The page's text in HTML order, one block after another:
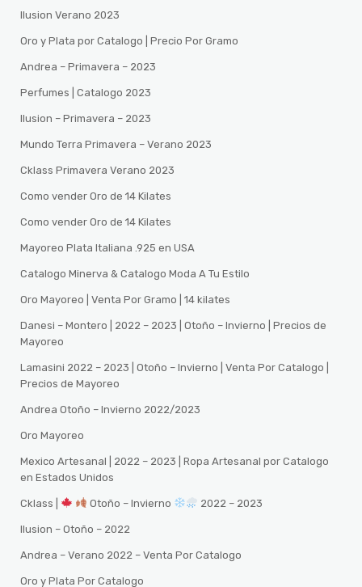
Ilusion Verano 2023
Oro y Plata por Catalogo | Precio Por Gramo
Andrea – Primavera – 2023
Perfumes | Catalogo 2023
Ilusion – Primavera – 2023
Mundo Terra Primavera – Verano 2023
Cklass Primavera Verano 2023
Como vender Oro de 14 Kilates
Como vender Oro de 14 Kilates
Mayoreo Plata Italiana .925 en USA
Catalogo Minerva & Catalogo Moda A Tu Estilo
Oro Mayoreo | Venta Por Gramo | 14 kilates
Danesi – Montero | 2022 – 2023 | Otoño – Invierno | Precios de
Mayoreo
Lamasini 2022 – 2023 | Otoño – Invierno | Venta Por Catalogo |
Precios de Mayoreo
Andrea Otoño – Invierno 2022/2023
Oro Mayoreo
Mexico Artesanal | 2022 – 2023 | Ropa Artesanal por Catalogo
en Estados Unidos
Cklass | Otoño – Invierno 2022 – 2023
Ilusion – Otoño – 2022
Andrea – Verano 2022 – Venta Por Catalogo
Oro y Plata Por Catalogo